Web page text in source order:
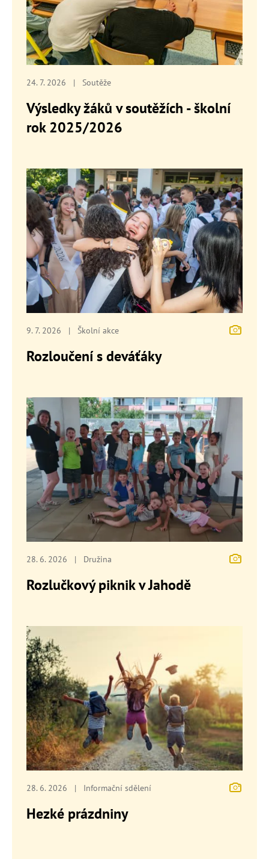
24. 7. 2026 | Soutěže
Výsledky žáků v soutěžích - školní
rok 2025/2026
9. 7. 2026 | Školní akce
Rozloučení s deváťáky
28. 6. 2026 | Družina
Rozlučkový piknik v Jahodě
28. 6. 2026 | Informační sdělení
Hezké prázdniny